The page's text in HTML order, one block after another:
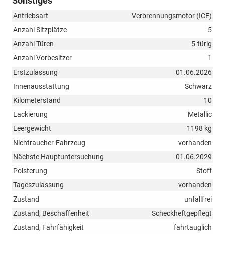
Antriebsart
Verbrennungsmotor (ICE)
Anzahl Sitzplätze
5
Anzahl Türen
5-türig
Anzahl Vorbesitzer
1
Erstzulassung
01.06.2026
Innenausstattung
Schwarz
Kilometerstand
10
Lackierung
Metallic
Leergewicht
1198 kg
Nichtraucher-Fahrzeug
vorhanden
Nächste Hauptuntersuchung
01.06.2029
Polsterung
Stoff
Tageszulassung
vorhanden
Zustand
unfallfrei
Zustand, Beschaffenheit
Scheckheftgepflegt
Zustand, Fahrfähigkeit
fahrtauglich